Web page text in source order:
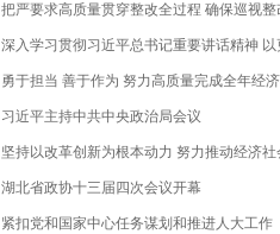
把严要求高质量贯穿整改全过程 确保巡视
深入学习贯彻习近平总书记重要讲话精神
勇于担当 善于作为 努力高质量完成全年经
习近平主持中共中央政治局会议
坚持以改革创新为根本动力 努力推动经济
湖北省政协十三届四次会议开幕
紧扣党和国家中心任务谋划和推进人大工作